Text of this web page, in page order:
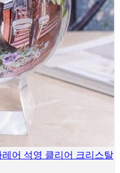
레어 석영 클리어 크리스탈